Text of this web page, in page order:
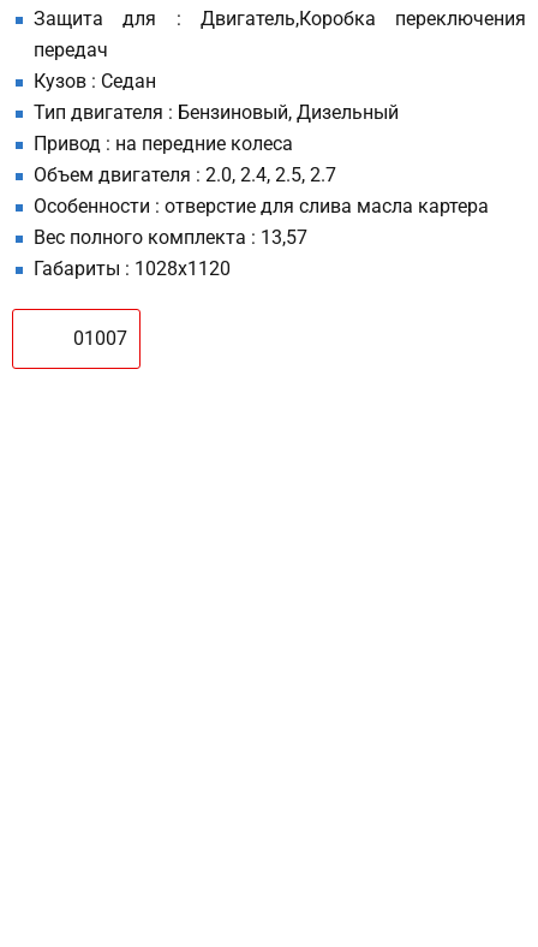
Защита для : Двигатель,Коробка переключения
передач
Кузов : Седан
Тип двигателя : Бензиновый, Дизельный
Привод : на передние колеса
Объем двигателя : 2.0, 2.4, 2.5, 2.7
Особенности : отверстие для слива масла картера
Вес полного комплекта : 13,57
Габариты : 1028х1120
01007